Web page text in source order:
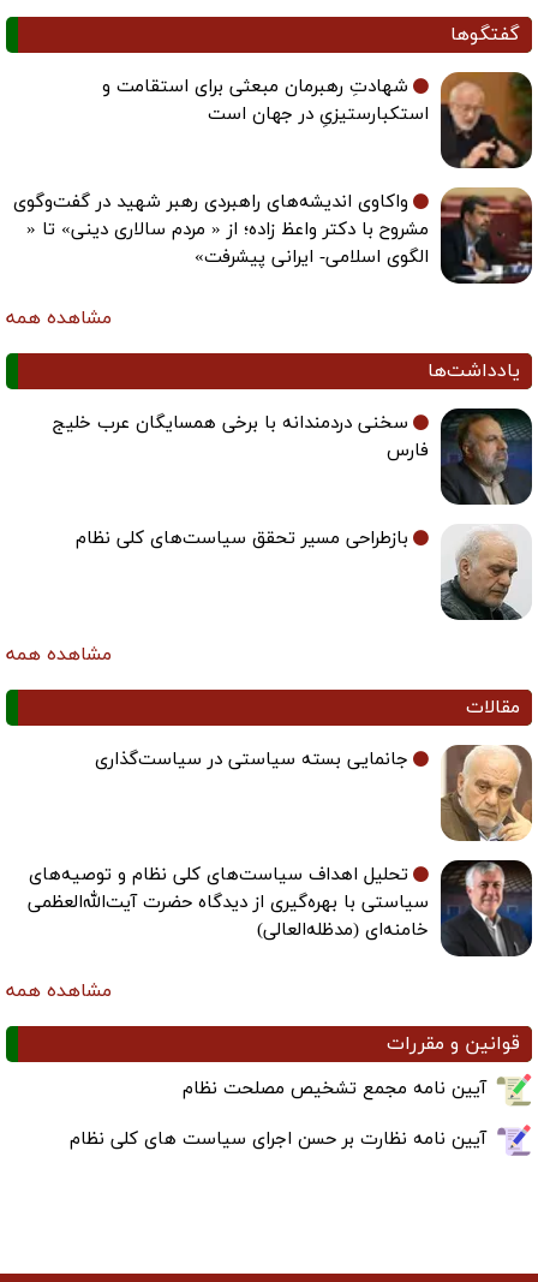
گفتگوها
شهادتِ رهبرمان مبعثی برای استقامت و
استکبارستیزیِ در جهان است
واکاوی اندیشه‌های راهبردی رهبر شهید در گفت‌وگوی
مشروح با دکتر واعظ زاده؛ از « مردم سالاری دینی» تا «
الگوی اسلامی- ایرانی پیشرفت»
مشاهده همه
یادداشت‌ها
سخنی دردمندانه با برخی همسایگان عرب خلیج
فارس
بازطراحی مسیر تحقق سیاست‌های کلی نظام
مشاهده همه
مقالات
جانمایی بسته سیاستی در سیاست‌گذاری
تحلیل اهداف سیاست‌های کلی نظام و توصیه‌های
سیاستی با بهره‌گیری از دیدگاه حضرت آیت‌الله‌العظمی
خامنه‌ای (مدظله‌العالی)
مشاهده همه
قوانین و مقررات
آیین نامه مجمع تشخیص مصلحت نظام
آیین نامه نظارت بر حسن اجرای سیاست های کلی نظام